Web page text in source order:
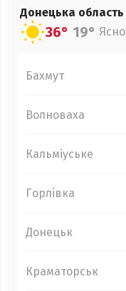
Донецька область
36° 19° Ясно
Бахмут
Волноваха
Кальміуське
Горлівка
Донецьк
Краматорськ